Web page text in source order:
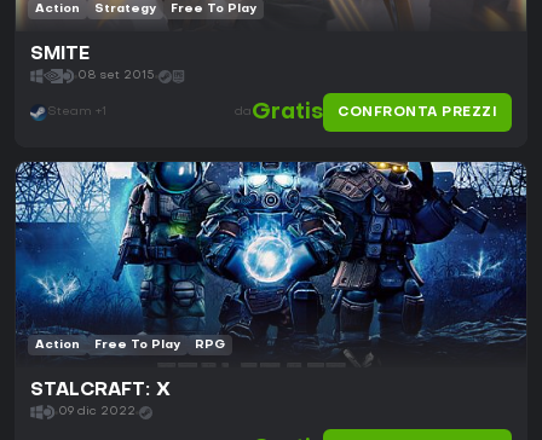
Action Strategy Free To Play
SMITE
08 set 2015
Steam +1 da Gratis CONFRONTA PREZZI
Action Free To Play RPG
STALCRAFT: X
09 dic 2022